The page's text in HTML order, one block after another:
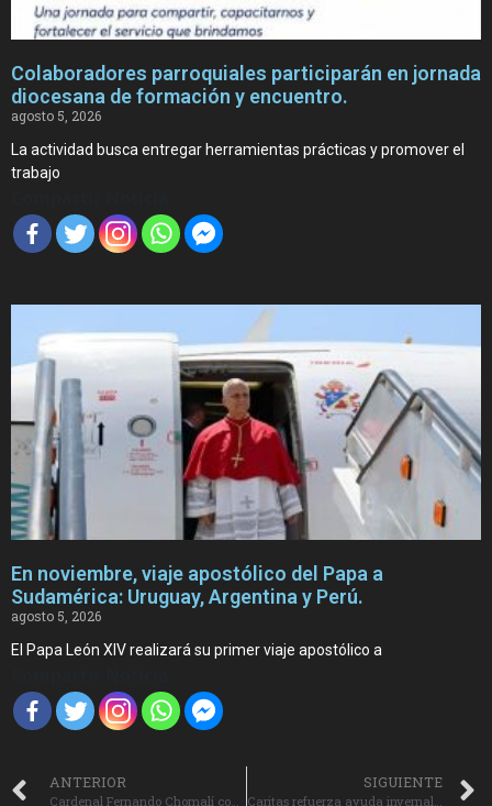
Colaboradores parroquiales participarán en jornada
diocesana de formación y encuentro.
agosto 5, 2026
La actividad busca entregar herramientas prácticas y promover el
trabajo
En noviembre, viaje apostólico del Papa a
Sudamérica: Uruguay, Argentina y Perú.
agosto 5, 2026
El Papa León XIV realizará su primer viaje apostólico a
ANTERIOR SIGUIENTE